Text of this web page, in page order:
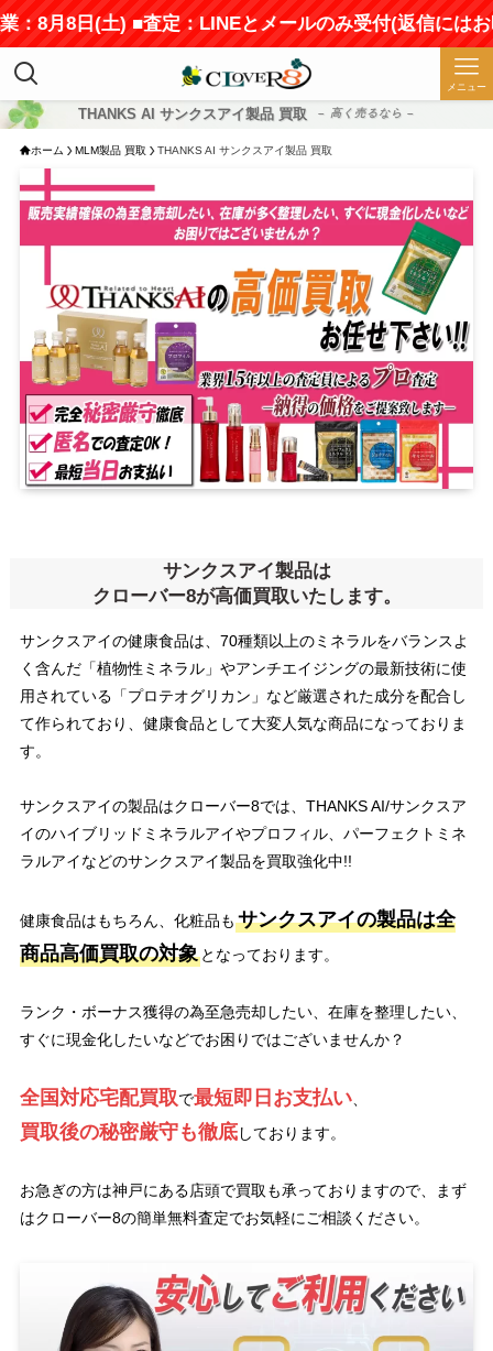
8日(土) ■査定：LINEとメールのみ受付(返信にはお時間
メニュー
THANKS AI サンクスアイ製品 買取 – 高く売るなら –
ホーム MLM製品 買取 THANKS AI サンクスアイ製品 買取
サンクスアイ製品は
クローバー8が高価買取いたします。
サンクスアイの健康食品は、70種類以上のミネラルをバランスよ
く含んだ「植物性ミネラル」やアンチエイジングの最新技術に使
用されている「プロテオグリカン」など厳選された成分を配合し
て作られており、健康食品として大変人気な商品になっておりま
す。
サンクスアイの製品はクローバー8では、THANKS AI/サンクスア
イのハイブリッドミネラルアイやプロフィル、パーフェクトミネ
ラルアイなどのサンクスアイ製品を買取強化中!!
健康食品はもちろん、化粧品も サンクスアイの製品は全
商品高価買取の対象となっております。
ランク・ボーナス獲得の為至急売却したい、在庫を整理したい、
すぐに現金化したいなどでお困りではございませんか？
全国対応宅配買取で最短即日お支払い、
買取後の秘密厳守も徹底しております。
お急ぎの方は神戸にある店頭で買取も承っておりますので、まず
はクローバー8の簡単無料査定でお気軽にご相談ください。